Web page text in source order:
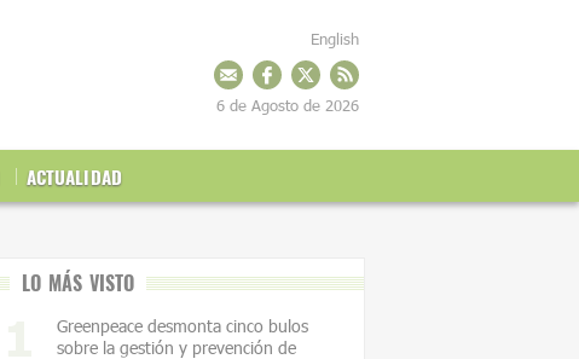
ACTUALIDAD
English
6 de Agosto de 2026
LO MÁS VISTO
Greenpeace desmonta cinco bulos
sobre la gestión y prevención de